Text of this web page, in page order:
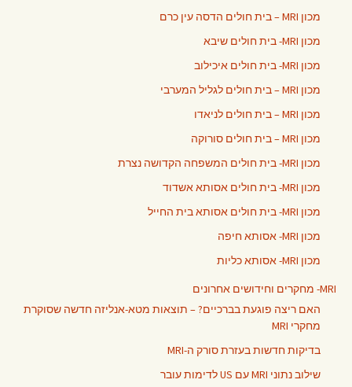
מכון MRI – בית חולים הדסה עין כרם
מכון MRI- בית חולים שיבא
מכון MRI- בית חולים איכילוב
מכון MRI – בית חולים לגליל המערבי
מכון MRI – בית חולים לניאדו
מכון MRI – בית חולים סורוקה
מכון MRI- בית חולים המשפחה הקדושה נצרת
מכון MRI- בית חולים אסותא אשדוד
מכון MRI- בית חולים אסותא בית החייל
מכון MRI- אסותא חיפה
מכון MRI- אסותא כליות
MRI- מחקרים וחידושים אחרונים
האם ריצה פוגעת בברכיים? – תוצאות מטא-אנליזה חדשה שסוקרת
מחקרי MRI
בדיקות חדשות בעזרת סורק ה-MRI
שילוב נתוני MRI עם US לדימות עובר